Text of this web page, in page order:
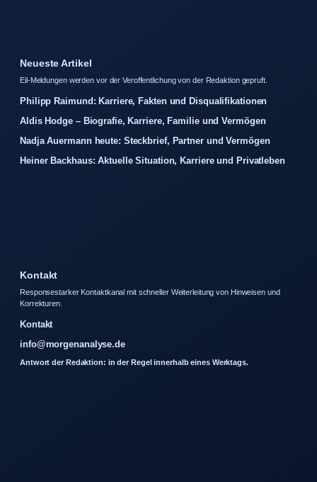
Neueste Artikel
Eil-Meldungen werden vor der Veroffentlichung von der Redaktion gepruft.
Philipp Raimund: Karriere, Fakten und Disqualifikationen
Aldis Hodge – Biografie, Karriere, Familie und Vermögen
Nadja Auermann heute: Steckbrief, Partner und Vermögen
Heiner Backhaus: Aktuelle Situation, Karriere und Privatleben
Kontakt
Responsestarker Kontaktkanal mit schneller Weiterleitung von Hinweisen und
Korrekturen.
Kontakt
info@morgenanalyse.de
Antwort der Redaktion: in der Regel innerhalb eines Werktags.